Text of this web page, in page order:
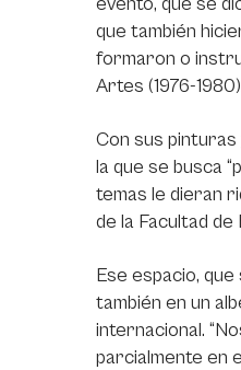
que también
formaron o
Artes (1976-
Con sus pinturas
la que se busca
temas le dieran
de la Facultad de
Ese espacio,
también en un
internacional.
parcialmente en